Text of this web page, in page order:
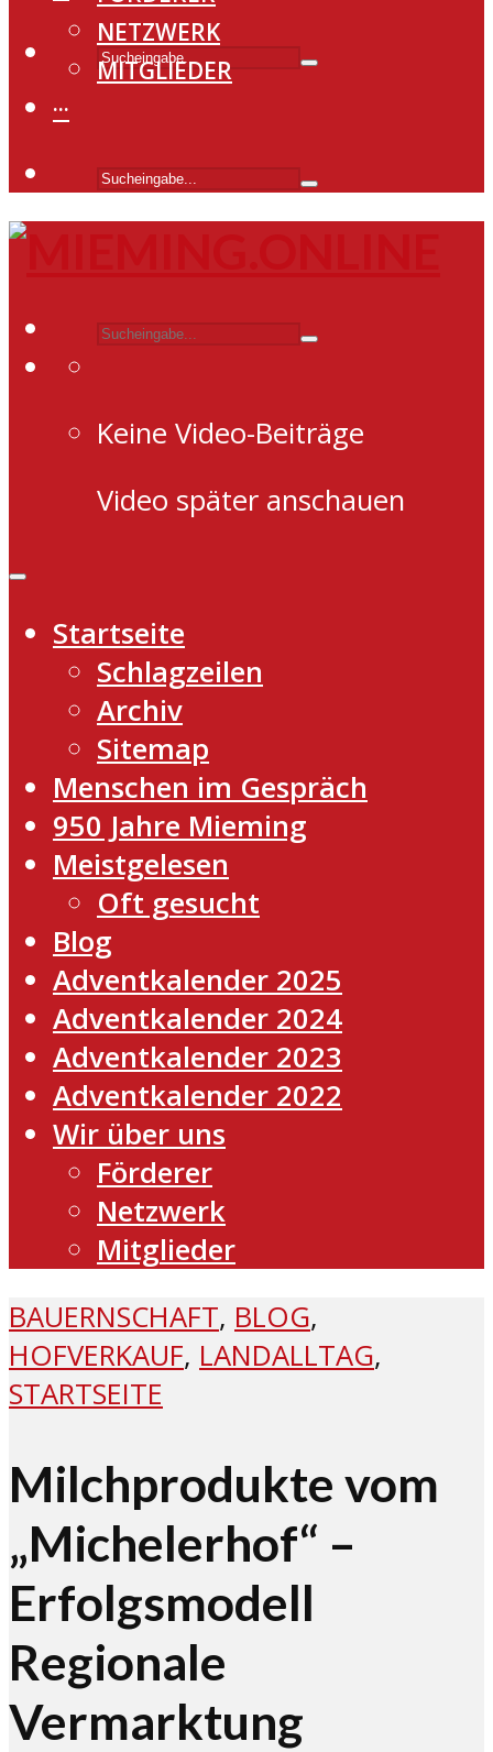
NETZWERK
MITGLIEDER
···
Keine Video-Beiträge
Video später anschauen
Startseite
Schlagzeilen
Archiv
Sitemap
Menschen im Gespräch
950 Jahre Mieming
Meistgelesen
Oft gesucht
Blog
Adventkalender 2025
Adventkalender 2024
Adventkalender 2023
Adventkalender 2022
Wir über uns
Förderer
Netzwerk
Mitglieder
BAUERNSCHAFT, BLOG,
HOFVERKAUF, LANDALLTAG,
STARTSEITE
Milchprodukte vom
„Michelerhof“ –
Erfolgsmodell
Regionale
Vermarktung